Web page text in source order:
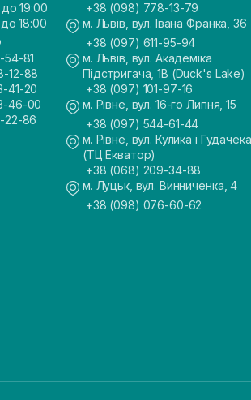
19:00
18:00
54-81
12-88
41-20
46-00
22-86
+38 (098) 778-13-79
м. Львів, вул. Івана Франка, 36
+38 (097) 611-95-94
м. Львів, вул. Академіка
Підстригача, 1В (Duck's Lake)
+38 (097) 101-97-16
м. Рівне, вул. 16-го Липня, 15
+38 (097) 544-61-44
м. Рівне, вул. Кулика і
(ТЦ Екватор)
+38 (068) 209-34-88
м. Луцьк, вул. Винниченка, 4
+38 (098) 076-60-62